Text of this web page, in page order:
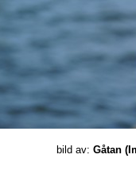
bild av: Gåtan